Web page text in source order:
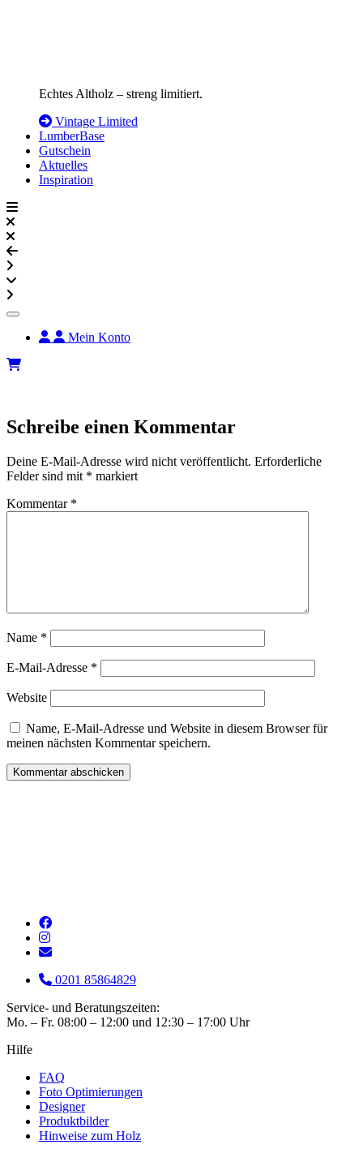
Echtes Altholz – streng limitiert.
Vintage Limited
LumberBase
Gutschein
Aktuelles
Inspiration
Mein Konto
Schreibe einen Kommentar
Deine E-Mail-Adresse wird nicht veröffentlicht. Erforderliche
Felder sind mit * markiert
Kommentar *
Name *
E-Mail-Adresse *
Website
Name, E-Mail-Adresse und Website in diesem Browser für
meinen nächsten Kommentar speichern.
0201 85864829
Service- und Beratungszeiten:
Mo. – Fr. 08:00 – 12:00 und 12:30 – 17:00 Uhr
Hilfe
FAQ
Foto Optimierungen
Designer
Produktbilder
Hinweise zum Holz